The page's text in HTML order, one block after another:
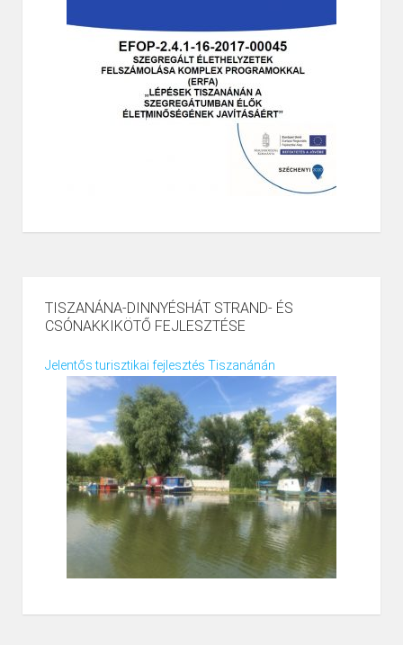
TISZANÁNA-DINNYÉSHÁT STRAND- ÉS
CSÓNAKKIKÖTŐ FEJLESZTÉSE
Jelentős turisztikai fejlesztés Tiszanánán